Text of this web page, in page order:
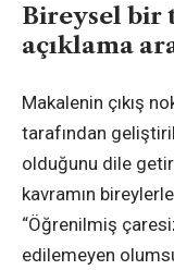
Bireysel bir
açıklama
Makalenin çıkış
tarafından
olduğunu dile
kavramın bireylerle
“Öğrenilmiş
edilemeyen